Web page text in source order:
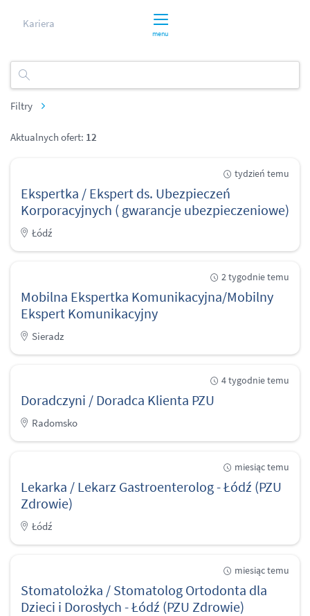
menu
Kariera
Filtry
Aktualnych ofert: 12
Ekspertka / Ekspert ds. Ubezpieczeń
Korporacyjnych ( gwarancje ubezpieczeniowe)
tydzień temu
Łódź
Mobilna Ekspertka Komunikacyjna/Mobilny
Ekspert Komunikacyjny
2 tygodnie temu
Sieradz
Doradczyni / Doradca Klienta PZU
4 tygodnie temu
Radomsko
Lekarka / Lekarz Gastroenterolog - Łódź (PZU
Zdrowie)
miesiąc temu
Łódź
Stomatolożka / Stomatolog Ortodonta dla
Dzieci i Dorosłych - Łódź (PZU Zdrowie)
miesiąc temu